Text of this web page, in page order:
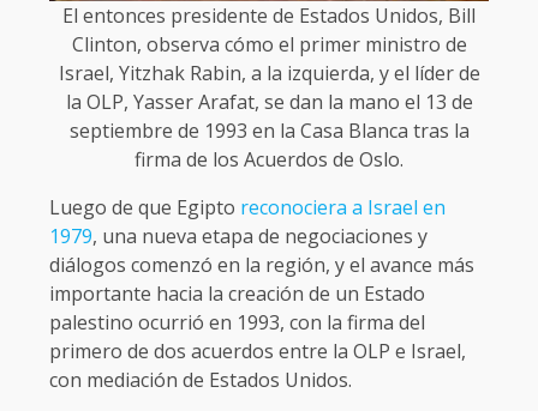
El entonces presidente de Estados Unidos, Bill
Clinton, observa cómo el primer ministro de
Israel, Yitzhak Rabin, a la izquierda, y el líder de
la OLP, Yasser Arafat, se dan la mano el 13 de
septiembre de 1993 en la Casa Blanca tras la
firma de los Acuerdos de Oslo.
Luego de que Egipto reconociera a Israel en
1979, una nueva etapa de negociaciones y
diálogos comenzó en la región, y el avance más
importante hacia la creación de un Estado
palestino ocurrió en 1993, con la firma del
primero de dos acuerdos entre la OLP e Israel,
con mediación de Estados Unidos.